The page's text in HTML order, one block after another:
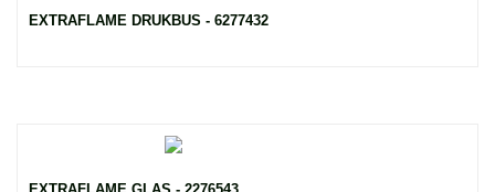
EXTRAFLAME DRUKBUS - 6277432
EXTRAFLAME GLAS - 2276543